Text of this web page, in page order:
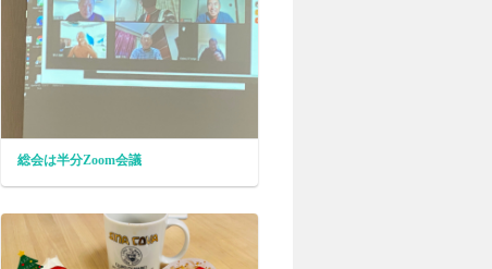
総会は半分Zoom会議